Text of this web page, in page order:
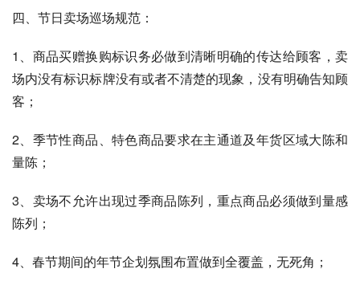
四、节日卖场巡场规范：
1、商品买赠换购标识务必做到清晰明确的传达给顾客，卖
场内没有标识标牌没有或者不清楚的现象，没有明确告知顾
客；
2、季节性商品、特色商品要求在主通道及年货区域大陈和
量陈；
3、卖场不允许出现过季商品陈列，重点商品必须做到量感
陈列；
4、春节期间的年节企划氛围布置做到全覆盖，无死角；